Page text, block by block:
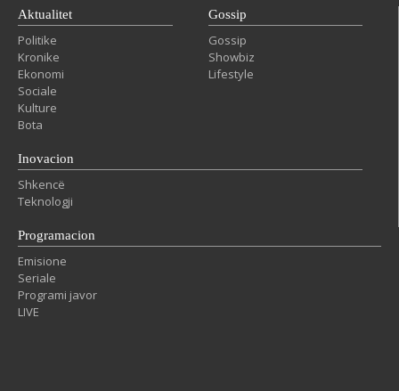
Aktualitet
Politike
Kronike
Ekonomi
Sociale
Kulture
Bota
Gossip
Gossip
Showbiz
Lifestyle
Inovacion
Shkencë
Teknologji
Programacion
Emisione
Seriale
Programi javor
LIVE